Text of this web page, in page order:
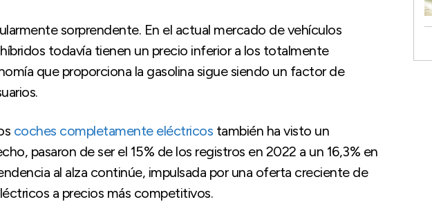
sorprendente. En el actual mercado de vehículos
todavía tienen un precio inferior a los totalmente
que proporciona la gasolina sigue siendo un factor de
coches completamente eléctricos también ha visto un
pasaron de ser el 15% de los registros en 2022 a un 16,3% en
al alza continúe, impulsada por una oferta creciente de
a precios más competitivos.